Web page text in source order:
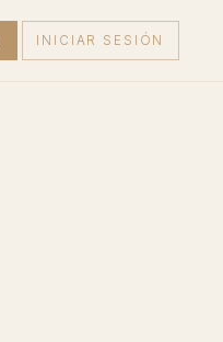
INICIAR SESIÓN